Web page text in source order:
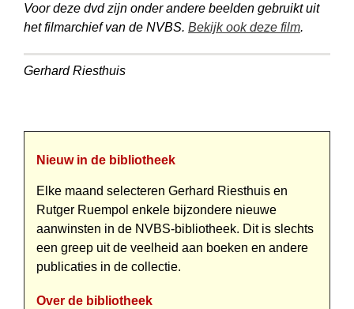
Voor deze dvd zijn onder andere beelden gebruikt uit
het filmarchief van de NVBS. Bekijk ook deze film.
Gerhard Riesthuis
Nieuw in de bibliotheek
Elke maand selecteren Gerhard Riesthuis en
Rutger Ruempol enkele bijzondere nieuwe
aanwinsten in de NVBS-bibliotheek. Dit is slechts
een greep uit de veelheid aan boeken en andere
publicaties in de collectie.
Over de bibliotheek